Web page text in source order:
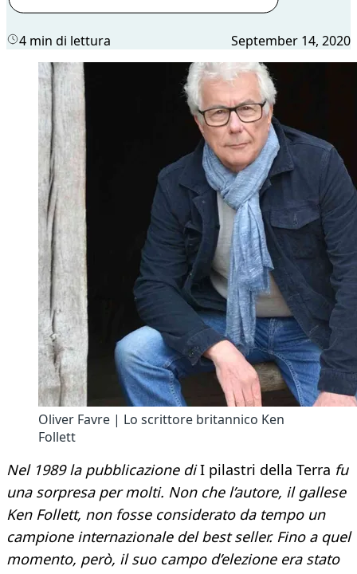
4 min di lettura September 14, 2020
Oliver Favre | Lo scrittore britannico Ken
Follett
Nel 1989 la pubblicazione diI pilastri della Terra fu
una sorpresa per molti. Non che l’autore, il gallese
Ken Follett, non fosse considerato da tempo un
campione internazionale del best seller. Fino a quel
momento, però, il suo campo d’elezione era stato